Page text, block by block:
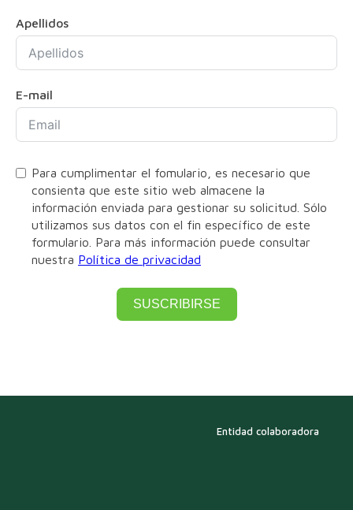
Apellidos
E-mail
Para cumplimentar el fomulario, es necesario que
consienta que este sitio web almacene la
información enviada para gestionar su solicitud. Sólo
utilizamos sus datos con el fin específico de este
formulario. Para más información puede consultar
nuestra Política de privacidad
SUSCRIBIRSE
Entidad colaboradora